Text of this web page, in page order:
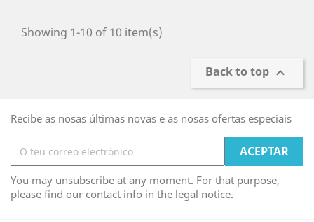
Showing 1-10 of 10 item(s)
Back to top 
Recibe as nosas últimas novas e as nosas ofertas especiais
You may unsubscribe at any moment. For that purpose,
please find our contact info in the legal notice.